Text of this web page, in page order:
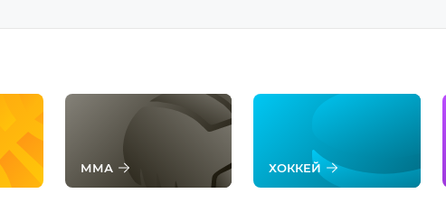
ММА ХОККЕЙ